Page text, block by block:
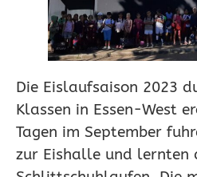
Die Eislaufsaison 2023
Klassen in Essen-West
Tagen im September
zur Eishalle und lernten